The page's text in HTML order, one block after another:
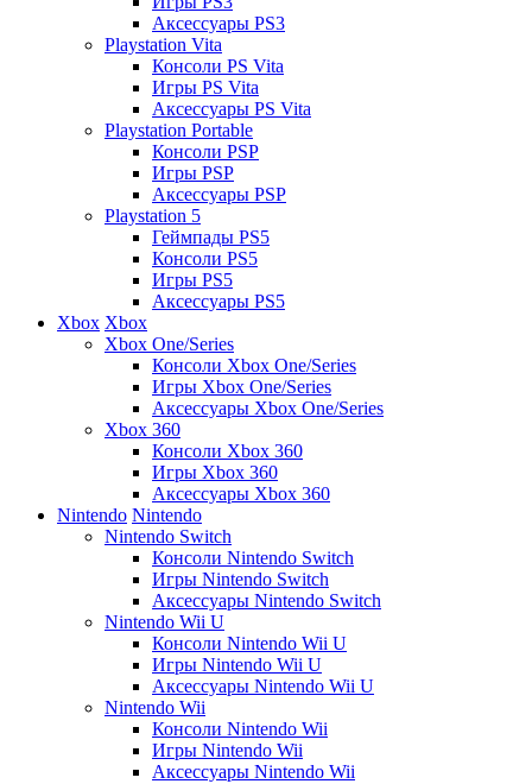
Аксессуары PS3
Playstation Vita
Консоли PS Vita
Игры PS Vita
Аксессуары PS Vita
Playstation Portable
Консоли PSP
Игры PSP
Аксессуары PSP
Playstation 5
Геймпады PS5
Консоли PS5
Игры PS5
Аксессуары PS5
Xbox Xbox
Xbox One/Series
Консоли Xbox One/Series
Игры Xbox One/Series
Аксессуары Xbox One/Series
Xbox 360
Консоли Xbox 360
Игры Xbox 360
Аксессуары Xbox 360
Nintendo Nintendo
Nintendo Switch
Консоли Nintendo Switch
Игры Nintendo Switch
Аксессуары Nintendo Switch
Nintendo Wii U
Консоли Nintendo Wii U
Игры Nintendo Wii U
Аксессуары Nintendo Wii U
Nintendo Wii
Консоли Nintendo Wii
Игры Nintendo Wii
Аксессуары Nintendo Wii